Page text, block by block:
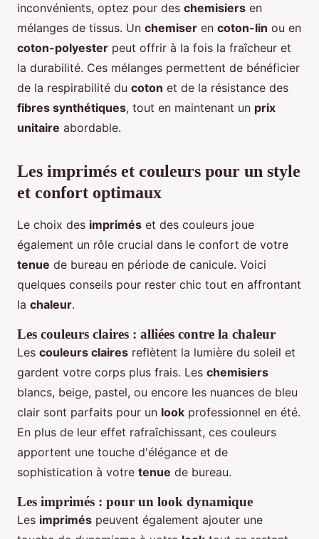
inconvénients, optez pour des chemisiers en
mélanges de tissus. Un chemiser en coton-lin ou en
coton-polyester peut offrir à la fois la fraîcheur et
la durabilité. Ces mélanges permettent de bénéficier
de la respirabilité du coton et de la résistance des
fibres synthétiques, tout en maintenant un prix
unitaire abordable.
Les imprimés et couleurs pour un style
et confort optimaux
Le choix des imprimés et des couleurs joue
également un rôle crucial dans le confort de votre
tenue de bureau en période de canicule. Voici
quelques conseils pour rester chic tout en affrontant
la chaleur.
Les couleurs claires : alliées contre la chaleur
Les couleurs claires reflètent la lumière du soleil et
gardent votre corps plus frais. Les chemisiers
blancs, beige, pastel, ou encore les nuances de bleu
clair sont parfaits pour un look professionnel en été.
En plus de leur effet rafraîchissant, ces couleurs
apportent une touche d'élégance et de
sophistication à votre tenue de bureau.
Les imprimés : pour un look dynamique
Les imprimés peuvent également ajouter une